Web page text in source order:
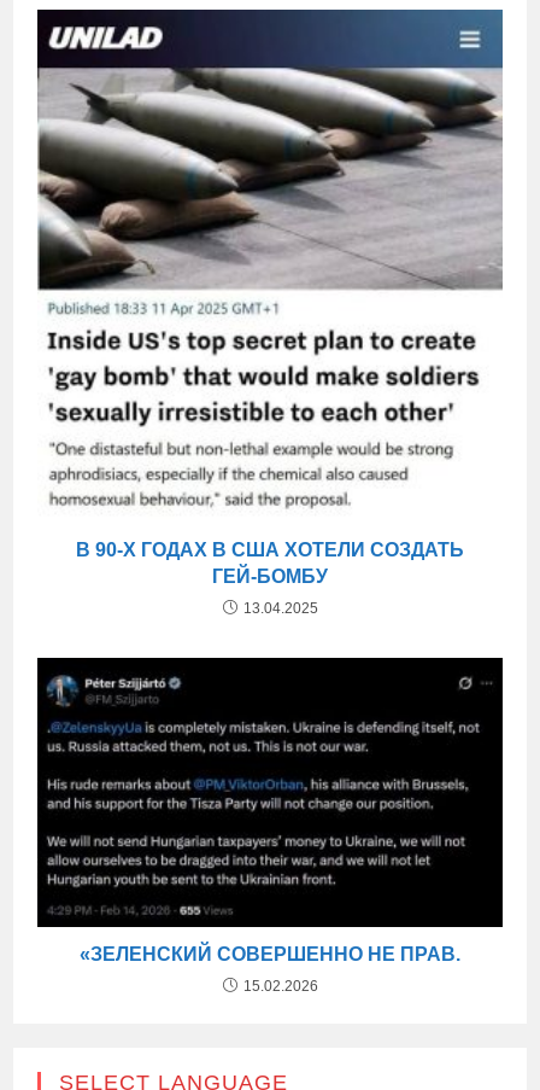
В 90-Х ГОДАХ В США ХОТЕЛИ СОЗДАТЬ
ГЕЙ-БОМБУ
13.04.2025
«ЗЕЛЕНСКИЙ СОВЕРШЕННО НЕ ПРАВ.
15.02.2026
SELECT LANGUAGE